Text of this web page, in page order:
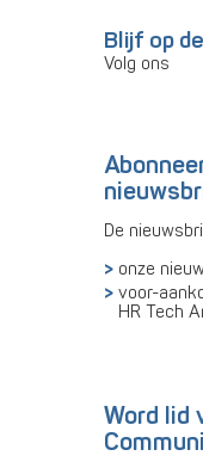
Blijf op
Volg ons
De
onze
voor-
HR Tech
Word lid